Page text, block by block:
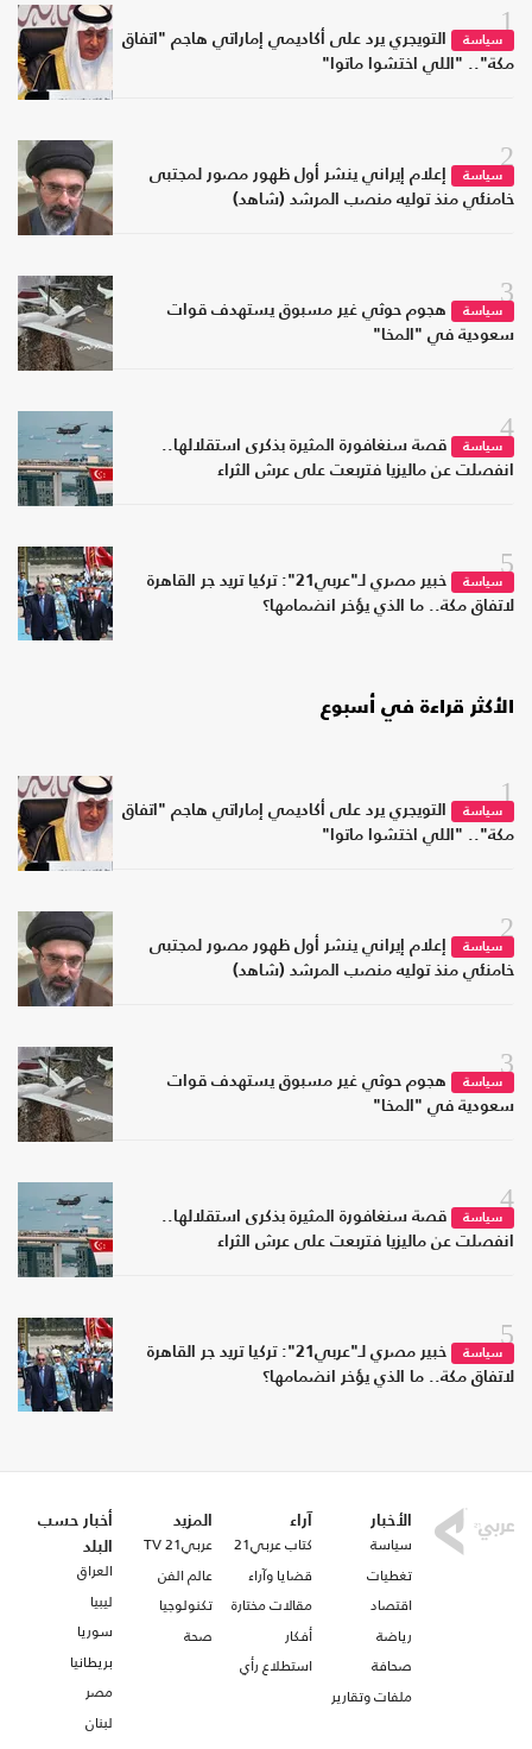
1
سياسة
التويجري يرد على أكاديمي إماراتي هاجم "اتفاق
مكة".. "اللي اختشوا ماتوا"
2
سياسة
إعلام إيراني ينشر أول ظهور مصور لمجتبى
خامنئي منذ توليه منصب المرشد (شاهد)
3
سياسة
هجوم حوثي غير مسبوق يستهدف قوات
سعودية في "المخا"
4
سياسة
قصة سنغافورة المثيرة بذكرى استقلالها..
انفصلت عن ماليزيا فتربعت على عرش الثراء
5
سياسة
خبير مصري لـ"عربي21": تركيا تريد جر القاهرة
لاتفاق مكة.. ما الذي يؤخر انضمامها؟
الأكثر قراءة في أسبوع
1
سياسة
التويجري يرد على أكاديمي إماراتي هاجم "اتفاق
مكة".. "اللي اختشوا ماتوا"
2
سياسة
إعلام إيراني ينشر أول ظهور مصور لمجتبى
خامنئي منذ توليه منصب المرشد (شاهد)
3
سياسة
هجوم حوثي غير مسبوق يستهدف قوات
سعودية في "المخا"
4
سياسة
قصة سنغافورة المثيرة بذكرى استقلالها..
انفصلت عن ماليزيا فتربعت على عرش الثراء
5
سياسة
خبير مصري لـ"عربي21": تركيا تريد جر القاهرة
لاتفاق مكة.. ما الذي يؤخر انضمامها؟
الأخبار
سياسة
تغطيات
اقتصاد
رياضة
صحافة
ملفات وتقارير
آراء
كتاب عربي21
قضايا وآراء
مقالات مختارة
أفكار
استطلاع رأي
المزيد
عربي21 TV
عالم الفن
تكنولوجيا
صحة
أخبار حسب
البلد
العراق
ليبيا
سوريا
بريطانيا
مصر
لبنان